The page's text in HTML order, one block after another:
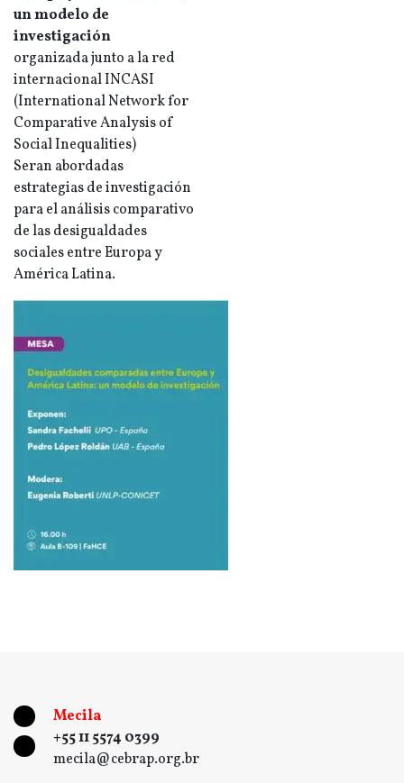
un modelo de
investigación
organizada junto a la red
internacional INCASI
(International Network for
Comparative Analysis of
Social Inequalities)
Seran abordadas
estrategias de investigación
para el análisis comparativo
de las desigualdades
sociales entre Europa y
América Latina.
Mecila
+55 11 5574 0399
mecila@cebrap.org.br